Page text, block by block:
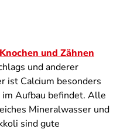
und Zähnen
und anderer
ist Calcium besonders
Aufbau befindet. Alle
Mineralwasser und
sind gute